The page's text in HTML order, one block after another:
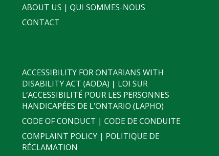
ABOUT US | QUI SOMMES-NOUS
CONTACT
ACCESSIBILITY FOR ONTARIANS WITH
DISABILITY ACT (AODA) | LOI SUR
L’ACCESSIBILITÉ POUR LES PERSONNES
HANDICAPÉES DE L’ONTARIO (LAPHO)
CODE OF CONDUCT | CODE DE CONDUITE
COMPLAINT POLICY | POLITIQUE DE
RÉCLAMATION